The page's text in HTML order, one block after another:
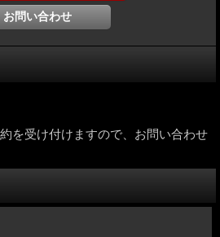
を受け付けますので、お問い合わせ